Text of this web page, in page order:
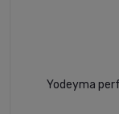
Yodeyma